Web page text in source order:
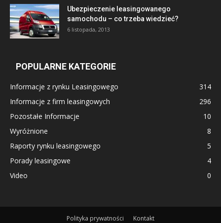
Ubezpieczenie leasingowanego
samochodu – co trzeba wiedzieć?
6 listopada, 2013
POPULARNE KATEGORIE
Informacje z rynku Leasingowego
314
Informacje z firm leasingowych
296
Pozostałe Informacje
10
Wyróżnione
8
Raporty rynku leasingowego
5
Porady leasingowe
4
Video
0
Polityka prywatności Kontakt